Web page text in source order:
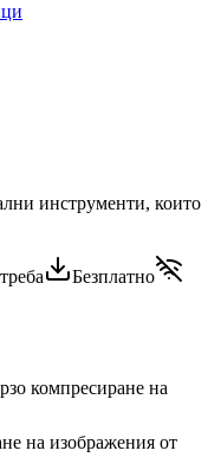
инструменти, които
Безплатно
компресиране на
на изображения от